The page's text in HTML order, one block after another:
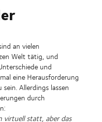
an vielen
Welt tätig, und
und
eine Herausforderung
Allerdings lassen
durch
virtuell statt, aber das